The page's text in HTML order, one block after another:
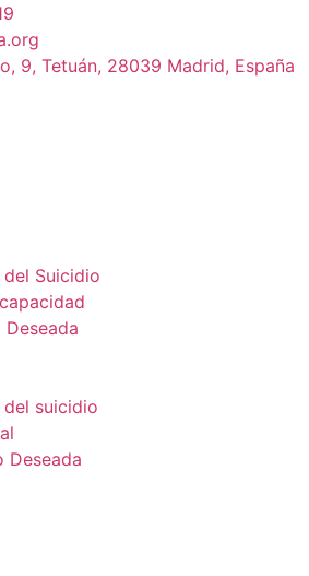
9, Tetuán, 28039 Madrid, España
Suicidio
del suicidio
Deseada